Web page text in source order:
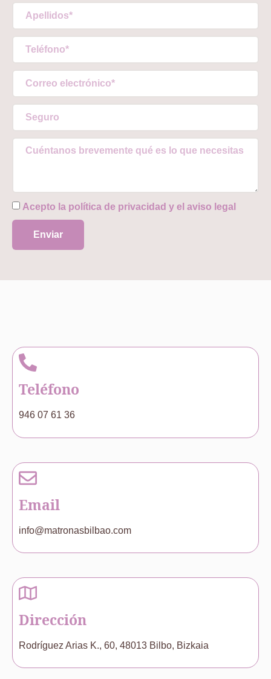
Acepto la política de privacidad y el aviso legal
Enviar
Teléfono
946 07 61 36
Email
info@matronasbilbao.com
Dirección
Rodríguez Arias K., 60, 48013 Bilbo, Bizkaia